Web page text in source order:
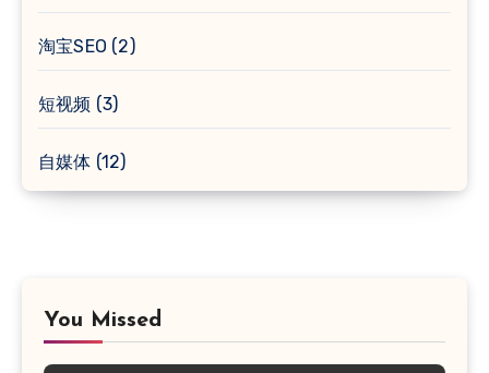
淘宝SEO (2)
短视频 (3)
自媒体 (12)
You Missed